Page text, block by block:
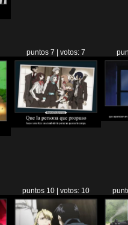
puntos 7 | votos: 7
puntos 10 | votos: 10